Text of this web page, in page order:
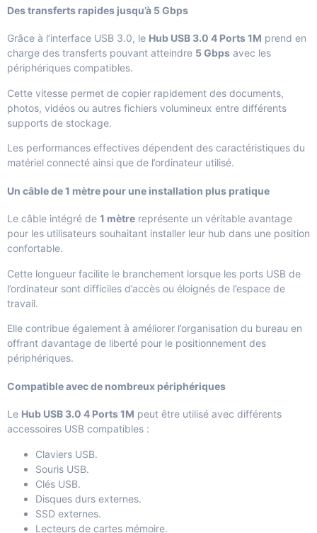
Des transferts rapides jusqu’à 5 Gbps
Grâce à l’interface USB 3.0, le Hub USB 3.0 4 Ports 1M prend en
charge des transferts pouvant atteindre 5 Gbps avec les
périphériques compatibles.
Cette vitesse permet de copier rapidement des documents,
photos, vidéos ou autres fichiers volumineux entre différents
supports de stockage.
Les performances effectives dépendent des caractéristiques du
matériel connecté ainsi que de l’ordinateur utilisé.
Un câble de 1 mètre pour une installation plus pratique
Le câble intégré de 1 mètre représente un véritable avantage
pour les utilisateurs souhaitant installer leur hub dans une position
confortable.
Cette longueur facilite le branchement lorsque les ports USB de
l’ordinateur sont difficiles d’accès ou éloignés de l’espace de
travail.
Elle contribue également à améliorer l’organisation du bureau en
offrant davantage de liberté pour le positionnement des
périphériques.
Compatible avec de nombreux périphériques
Le Hub USB 3.0 4 Ports 1M peut être utilisé avec différents
accessoires USB compatibles :
Claviers USB.
Souris USB.
Clés USB.
Disques durs externes.
SSD externes.
Lecteurs de cartes mémoire.